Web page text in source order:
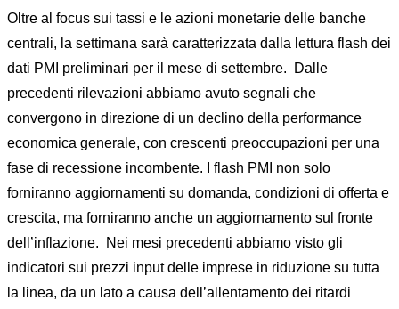
Oltre al focus sui tassi e le azioni monetarie delle banche
centrali, la settimana sarà caratterizzata dalla lettura flash dei
dati PMI preliminari per il mese di settembre. Dalle
precedenti rilevazioni abbiamo avuto segnali che
convergono in direzione di un declino della performance
economica generale, con crescenti preoccupazioni per una
fase di recessione incombente. I flash PMI non solo
forniranno aggiornamenti su domanda, condizioni di offerta e
crescita, ma forniranno anche un aggiornamento sul fronte
dell’inflazione. Nei mesi precedenti abbiamo visto gli
indicatori sui prezzi input delle imprese in riduzione su tutta
la linea, da un lato a causa dell’allentamento dei ritardi